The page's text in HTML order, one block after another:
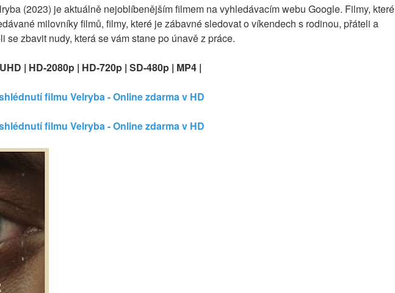
(2023) je aktuálně nejoblíbenějším filmem na vyhledávacím webu Google. Filmy, které
milovníky filmů, filmy, které je zábavné sledovat o víkendech s rodinou, přáteli a
se zbavit nudy, která se vám stane po únavě z práce.
| HD-2080p | HD-720p | SD-480p | MP4 |
filmu Velryba - Online zdarma v HD
filmu Velryba - Online zdarma v HD